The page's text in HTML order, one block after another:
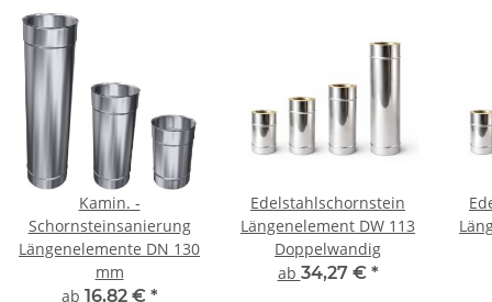
Kamin. -
Schornsteinsanierung
Längenelemente DN 130
mm
ab 16,82 € *
Edelstahlschornstein
Längenelement DW 113
Doppelwandig
ab 34,27 € *